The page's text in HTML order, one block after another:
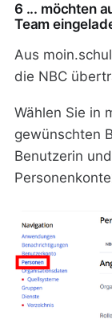
6 ... möchten
Team
Aus
die NBC
Wählen Sie in
gewünschten
Benutzerin